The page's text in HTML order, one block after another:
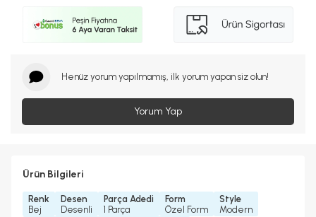
Henüz yorum yapılmamış, ilk yorum yapan siz olun!
Yorum Yap
Ürün Bilgileri
Renk
Bej
Desen
Desenli
Parça Adedi
1 Parça
Form
Özel Form
Style
Modern